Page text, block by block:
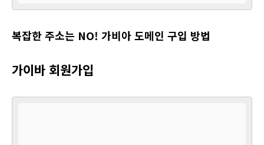
복잡한 주소는 NO! 가비아 도메인 구입 방법
가이바 회원가입